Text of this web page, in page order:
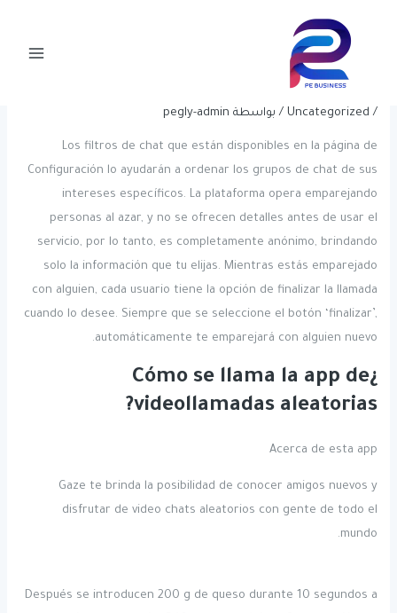
Los 10 Mejores Sitios Web Parecidos
A Omegle Alternativas A Omegle
/
Uncategorized / بواسطة pegly-admin
Los filtros de chat que están disponibles en la página de
Configuración lo ayudarán a ordenar los grupos de chat de sus
intereses específicos. La plataforma opera emparejando
personas al azar, y no se ofrecen detalles antes de usar el
servicio, por lo tanto, es completamente anónimo, brindando
solo la información que tu elijas. Mientras estás emparejado
con alguien, cada usuario tiene la opción de finalizar la llamada
cuando lo desee. Siempre que se seleccione el botón ‘finalizar’,
automáticamente te emparejará con alguien nuevo.
¿Cómo se llama la app de
videollamadas aleatorias?
Acerca de esta app
Gaze te brinda la posibilidad de conocer amigos nuevos y
disfrutar de video chats aleatorios con gente de todo el
mundo.
Después se introducen 200 g de queso durante 10 segundos a
navigation